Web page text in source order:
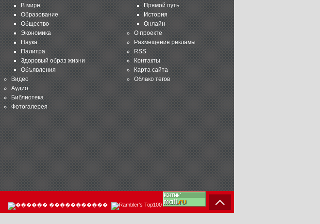
В мире
Образование
Общество
Экономика
Наука
Палитра
Здоровый образ жизни
Объявления
Видео
Аудио
Библиотека
Фотогалерея
Прямой путь
История
Онлайн
О проекте
Размещение рекламы
RSS
Контакты
Карта сайта
Облако тегов